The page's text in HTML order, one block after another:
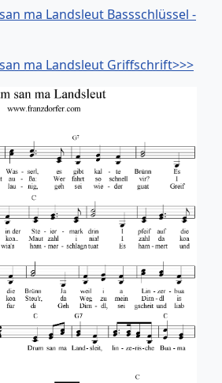
ma Landsleut Bassschlüssel -
ma Landsleut Griffschrift>>>